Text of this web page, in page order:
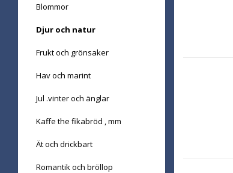
Blommor
Djur och natur
Frukt och grönsaker
Hav och marint
Jul .vinter och änglar
Kaffe the fikabröd , mm
Ät och drickbart
Romantik och bröllop